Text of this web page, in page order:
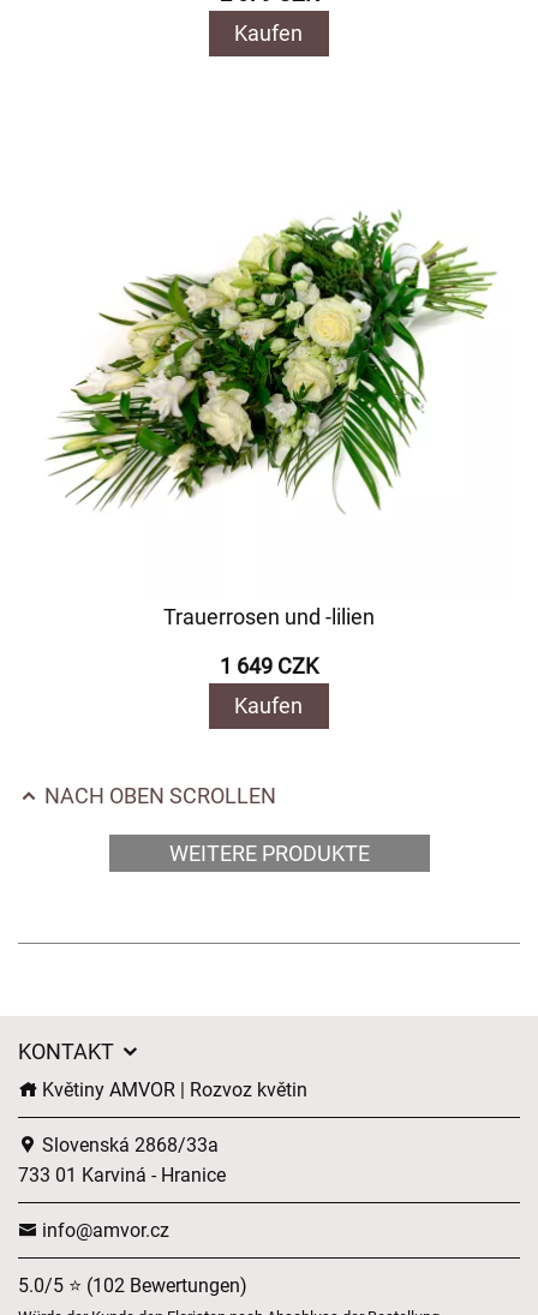
Kaufen
Trauerrosen und -lilien
1 649 CZK
Kaufen
NACH OBEN SCROLLEN
WEITERE PRODUKTE
KONTAKT
Květiny AMVOR | Rozvoz květin
Slovenská 2868/33a
733 01 Karviná - Hranice
info@amvor.cz
5.0/5 ⭐ (102 Bewertungen)